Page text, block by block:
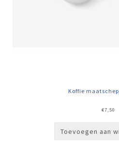
Koffie
€7,50
Toevoegen aan